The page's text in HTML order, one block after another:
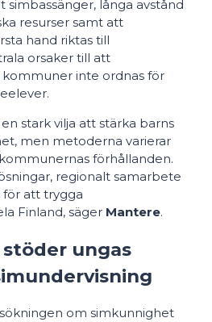
simbassänger, långa avstånd
resurser samt att
hand riktas till
orsaker till att
kommuner inte ordnas för
stark vilja att stärka barns
men metoderna varierar
förhållanden.
regionalt samarbete
för att trygga
Finland, säger Mantere.
ungas
om simkunnighet